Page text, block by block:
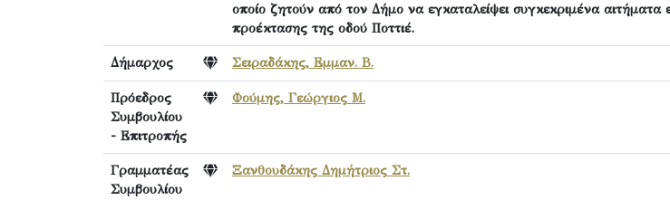
οποίο ζητούν από τον Δήμο να εγκαταλείψει συγκεκριμένα αιτήματα
προέκτασης της οδού Ποττιέ.
Δήμαρχος Σειραδάκης, Εμμαν. Β.
Πρόεδρος
Συμβουλίου
- Επιτροπής
Φούμης, Γεώργιος Μ.
Γραμματέας
Συμβουλίου
Ξανθουδάκης Δημήτριος Στ.